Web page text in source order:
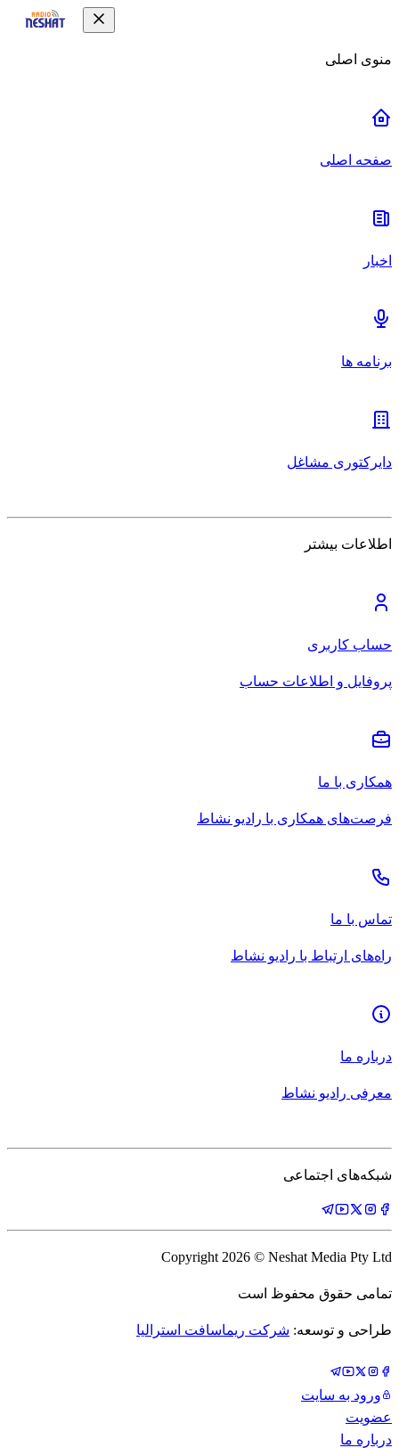
منوی اصلی
صفحه اصلی
اخبار
برنامه ها
دایرکتوری مشاغل
اطلاعات بیشتر
حساب کاربری
پروفایل و اطلاعات حساب
همکاری با ما
فرصت‌های همکاری با رادیو نشاط
تماس با ما
راه‌های ارتباط با رادیو نشاط
درباره ما
معرفی رادیو نشاط
شبکه‌های اجتماعی
Copyright 2026 © Neshat Media Pty Ltd
تمامی حقوق محفوظ است
طراحی و توسعه: شرکت ریماسافت استرالیا
ورود به سایت
عضویت
درباره ما